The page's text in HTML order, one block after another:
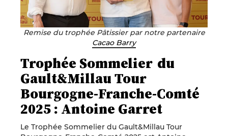
Remise du trophée Pâtissier par notre partenaire
Cacao Barry
Trophée Sommelier du
Gault&Millau Tour
Bourgogne-Franche-Comté
2025 : Antoine Garret
Le Trophée Sommelier du Gault&Millau Tour